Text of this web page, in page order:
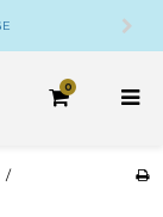
DANSK WEBSHOP
0
/